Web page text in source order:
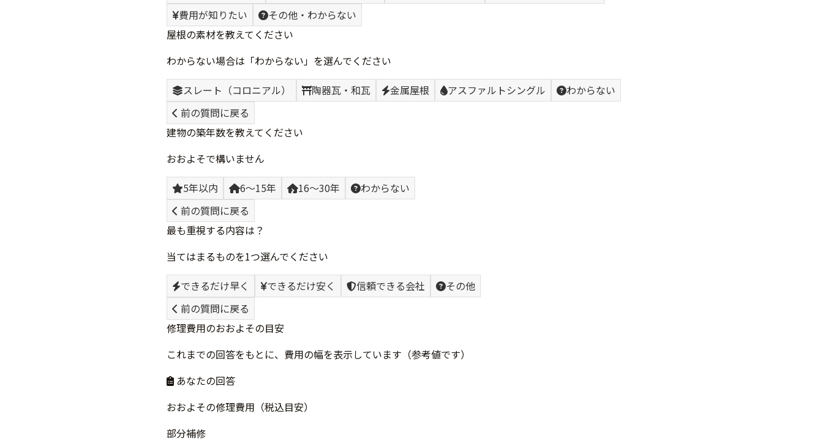
費用が知りたい
その他・わからない
屋根の素材を教えてください
わからない場合は「わからない」を選んでください
スレート（コロニアル）
陶器瓦・和瓦 金属屋根 アスファルトシングル
わからない
前の質問に戻る
建物の築年数を教えてください
おおよそで構いません
5年以内
6〜15年 16〜30年
わからない
前の質問に戻る
最も重視する内容は？
当てはまるものを1つ選んでください
できるだけ早く
できるだけ安く 信頼できる会社
その他
前の質問に戻る
修理費用のおおよその目安
これまでの回答をもとに、費用の幅を表示しています（参考値です）
あなたの回答
おおよその修理費用（税込目安）
部分補修